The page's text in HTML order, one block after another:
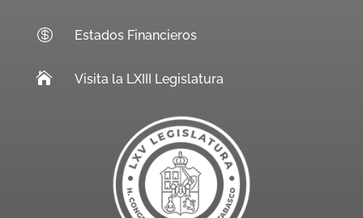
 Estados Financieros
 Visita la LXIII Legislatura